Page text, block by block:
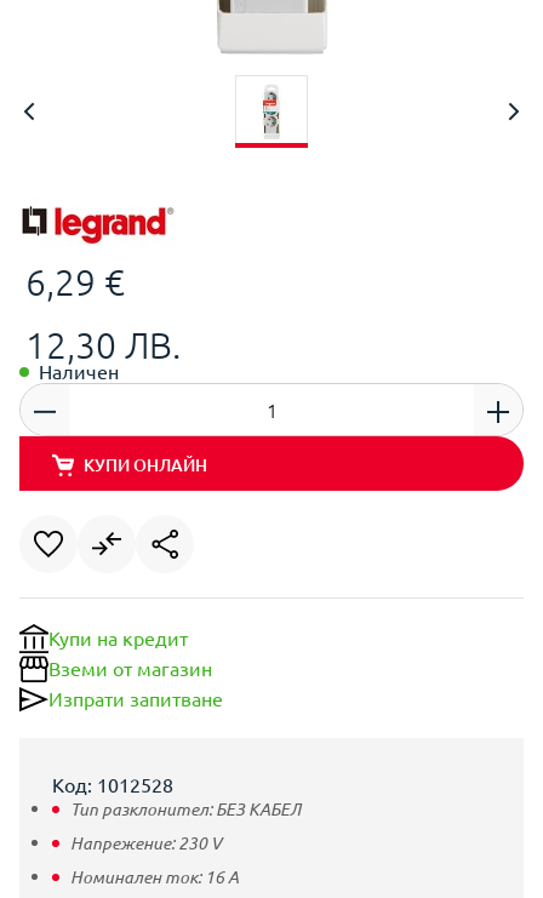
6,29 €
12,30 ЛВ.
Наличен
КУПИ ОНЛАЙН
Купи на кредит
Вземи от магазин
Изпрати запитване
Код: 1012528
Тип разклонител:БЕЗ КАБЕЛ
Напрежение:230 V
Номинален ток: 16A